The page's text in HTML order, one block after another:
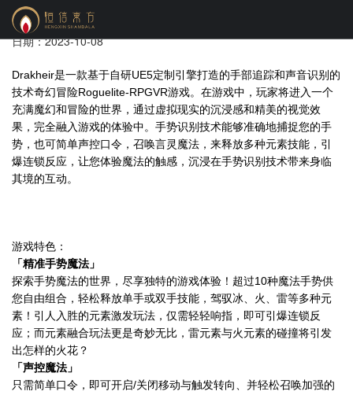
《Drakheir》
日期：2023-10-08
Drakheir是一款基于自研UE5定制引擎打造的手部追踪和声音识别的
技术奇幻冒险Roguelite-RPGVR游戏。在游戏中，玩家将进入一个
充满魔幻和冒险的世界，通过虚拟现实的沉浸感和精美的视觉效
果，完全融入游戏的体验中。手势识别技术能够准确地捕捉您的手
势，也可简单声控口令，召唤言灵魔法，来释放多种元素技能，引
爆连锁反应，让您体验魔法的触感，沉浸在手势识别技术带来身临
其境的互动。
游戏特色：
「精准手势魔法」
探索手势魔法的世界，尽享独特的游戏体验！超过10种魔法手势供
您自由组合，轻松释放单手或双手技能，驾驭冰、火、雷等多种元
素！引人入胜的元素激发玩法，仅需轻轻响指，即可引爆连锁反
应；而元素融合玩法更是奇妙无比，雷元素与火元素的碰撞将引发
出怎样的火花？
「声控魔法」
只需简单口令，即可开启/关闭移动与触发转向、并轻松召唤加强的